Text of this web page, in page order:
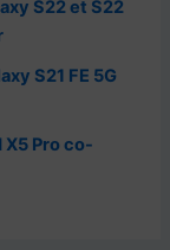
S22 et S22
S21 FE 5G
Pro co-